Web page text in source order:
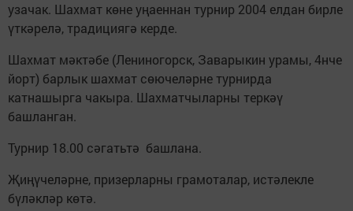
узачак. Шахмат көне уңаеннан турнир 2004 елдан бирле
үткәрелә, традициягә керде.
Шахмат мәктәбе (Лениногорск, Заварыкин урамы, 4нче
йорт) барлык шахмат сөючеләрне турнирда
катнашырга чакыра. Шахматчыларны теркәү
башланган.
Турнир 18.00 сәгатьтә башлана.
Җиңүчеләрне, призерларны грамоталар, истәлекле
бүләкләр көтә.